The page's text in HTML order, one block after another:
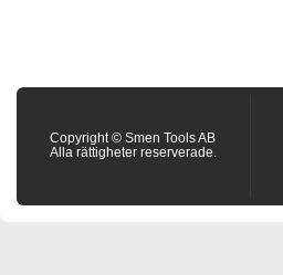
Copyright © Smen Tools AB
Alla rättigheter reserverade.